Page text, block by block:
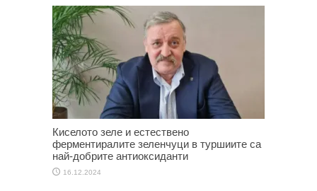
Киселото зеле и естествено
ферментиралите зеленчуци в туршиите са
най-добрите антиоксиданти
16.12.2024